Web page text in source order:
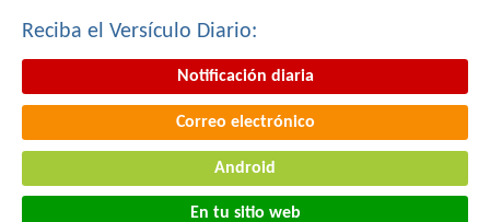
Reciba el Versículo Diario:
Notificación diaria
Correo electrónico
Android
En tu sitio web